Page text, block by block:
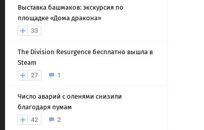
Выставка башмаков: экскурсия по
площадке «Дома дракона»
33
The Division Resurgence бесплатно вышла в
Steam
27
1
Число аварий с оленями снизили
благодаря пумам
42
2